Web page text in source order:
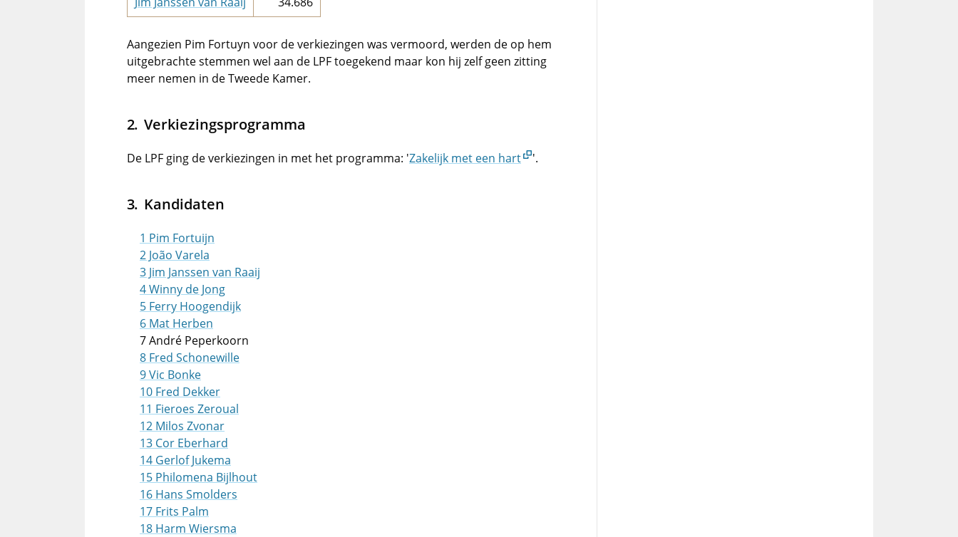
Aangezien Pim Fortuyn voor de verkiezingen was vermoord, werden de op hem
uitgebrachte stemmen wel aan de LPF toegekend maar kon hij zelf geen zitting
meer nemen in de Tweede Kamer.
Verkiezingsprogramma
De LPF ging de verkiezingen in met het programma: 'Zakelijk met een hart '.
Kandidaten
1 Pim Fortuijn
2 João Varela
3 Jim Janssen van Raaij
4 Winny de Jong
5 Ferry Hoogendijk
6 Mat Herben
7 André Peperkoorn
8 Fred Schonewille
9 Vic Bonke
10 Fred Dekker
11 Fieroes Zeroual
12 Milos Zvonar
13 Cor Eberhard
14 Gerlof Jukema
15 Philomena Bijlhout
16 Hans Smolders
17 Frits Palm
18 Harm Wiersma